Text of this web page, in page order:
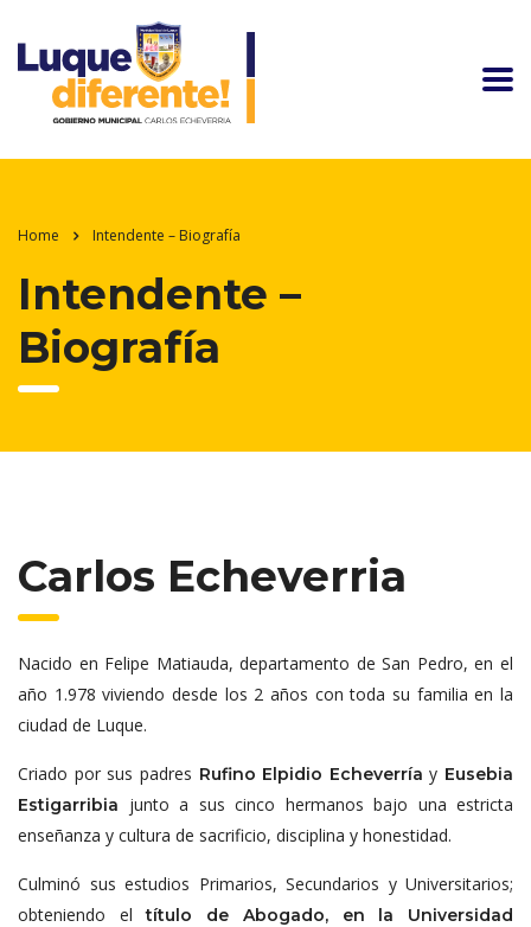
Home Intendente – Biografía
Intendente –
Biografía
Carlos Echeverria
Nacido en Felipe Matiauda, departamento de San Pedro, en el
año 1.978 viviendo desde los 2 años con toda su familia en la
ciudad de Luque.
Criado por sus padres Rufino Elpidio Echeverría y Eusebia
Estigarribia junto a sus cinco hermanos bajo una estricta
enseñanza y cultura de sacrificio, disciplina y honestidad.
Culminó sus estudios Primarios, Secundarios y Universitarios;
obteniendo eltítulo de Abogado, en la Universidad